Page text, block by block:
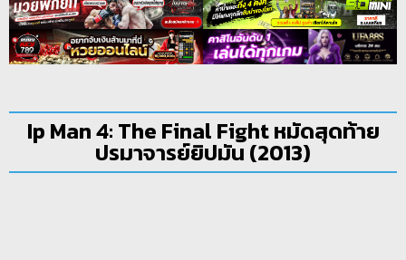
Ip Man 4: The Final Fight หมัดสุดท้าย
ปรมาจารย์ยิปมัน (2013)